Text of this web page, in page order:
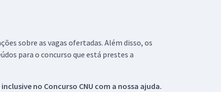
sobre as vagas ofertadas. Além disso, os
para o concurso que está prestes a
no Concurso CNU com a nossa ajuda.